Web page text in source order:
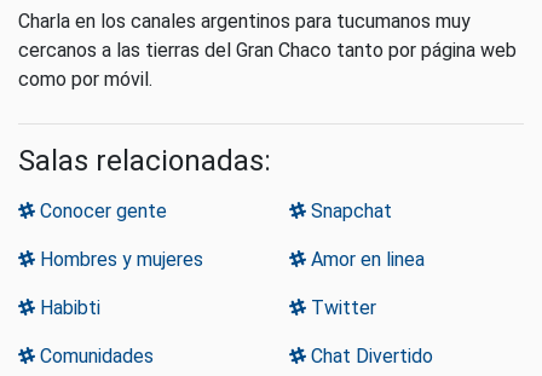
Charla en los canales argentinos para tucumanos muy
cercanos a las tierras del Gran Chaco tanto por página web
como por móvil.
Salas relacionadas:
Conocer gente Snapchat
Hombres y mujeres Amor en linea
Habibti Twitter
Comunidades Chat Divertido